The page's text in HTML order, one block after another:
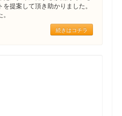
提案して頂き助かりました。
続きはコチラ